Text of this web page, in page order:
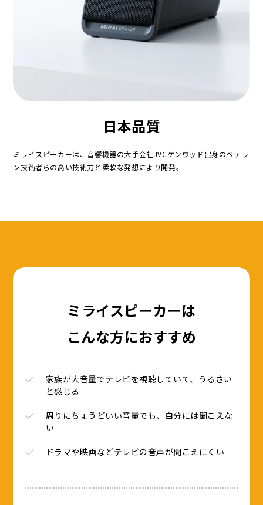
日本品質
ミライスピーカーは、音響機器の大手会社JVCケンウッド出身のベテラ
ン技術者らの高い技術力と柔軟な発想により開発。
ミライスピーカーは
こんな方におすすめ
家族が大音量でテレビを視聴していて、うるさい
と感じる
周りにちょうどいい音量でも、自分には聞こえな
い
ドラマや映画などテレビの音声が聞こえにくい